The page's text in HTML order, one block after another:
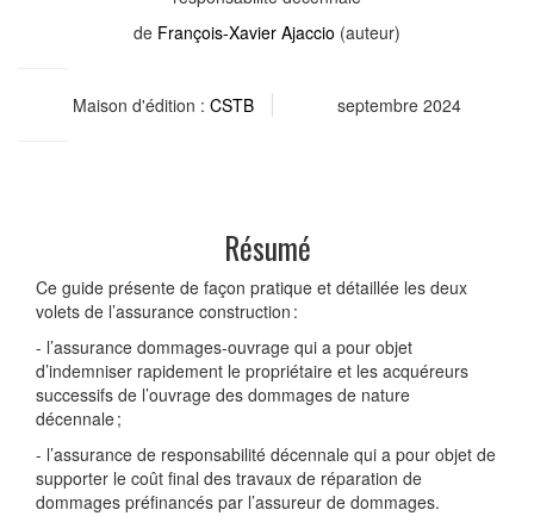
de François-Xavier Ajaccio (auteur)
Maison d'édition : CSTB septembre 2024
Résumé
Ce guide présente de façon pratique et détaillée les deux
volets de l’assurance construction :
- l’assurance dommages-ouvrage qui a pour objet
d’indemniser rapidement le propriétaire et les acquéreurs
successifs de l’ouvrage des dommages de nature
décennale ;
- l’assurance de responsabilité décennale qui a pour objet de
supporter le coût final des travaux de réparation de
dommages préfinancés par l’assureur de dommages.